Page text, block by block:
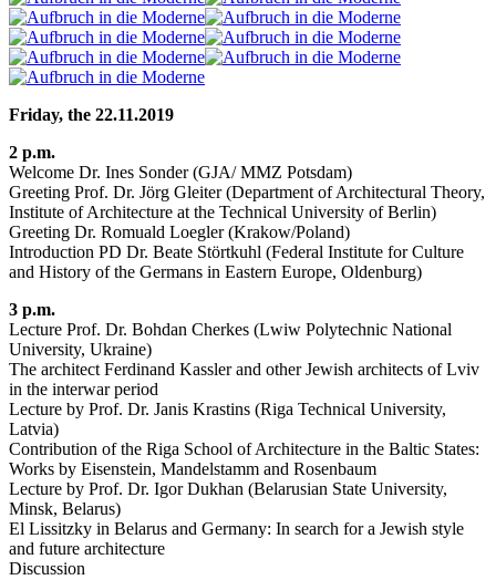
Friday, the 22.11.2019
2 p.m.
Welcome Dr. Ines Sonder (GJA/ MMZ Potsdam)
Greeting Prof. Dr. Jörg Gleiter (Department of Architectural Theory,
Institute of Architecture at the Technical University of Berlin)
Greeting Dr. Romuald Loegler (Krakow/Poland)
Introduction PD Dr. Beate Störtkuhl (Federal Institute for Culture
and History of the Germans in Eastern Europe, Oldenburg)
3 p.m.
Lecture Prof. Dr. Bohdan Cherkes (Lwiw Polytechnic National
University, Ukraine)
The architect Ferdinand Kassler and other Jewish architects of Lviv
in the interwar period
Lecture by Prof. Dr. Janis Krastins (Riga Technical University,
Latvia)
Contribution of the Riga School of Architecture in the Baltic States:
Works by Eisenstein, Mandelstamm and Rosenbaum
Lecture by Prof. Dr. Igor Dukhan (Belarusian State University,
Minsk, Belarus)
El Lissitzky in Belarus and Germany: In search for a Jewish style
and future architecture
Discussion